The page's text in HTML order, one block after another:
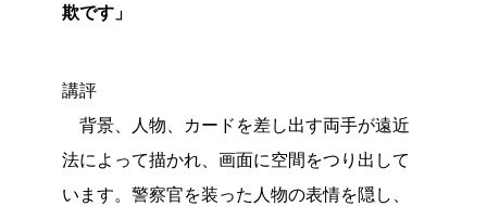
欺です」
講評
背景、人物、カードを差し出す両手が遠近
法によって描かれ、画面に空間をつり出して
います。警察官を装った人物の表情を隠し、